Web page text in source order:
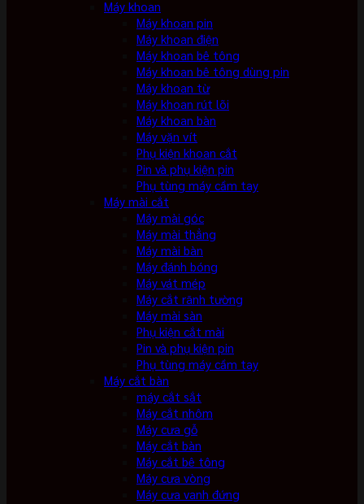
Máy khoan
Máy khoan pin
Máy khoan điện
Máy khoan bê tông
Máy khoan bê tông dùng pin
Máy khoan từ
Máy khoan rút lõi
Máy khoan bàn
Máy vặn vít
Phụ kiện khoan cắt
Pin và phụ kiện pin
Phụ tùng máy cầm tay
Máy mài cắt
Máy mài góc
Máy mài thẳng
Máy mài bàn
Máy đánh bóng
Máy vát mép
Máy cắt rãnh tường
Máy mài sàn
Phụ kiện cắt mài
Pin và phụ kiện pin
Phụ tùng máy cầm tay
Máy cắt bàn
máy cắt sắt
Máy cắt nhôm
Máy cưa gỗ
Máy cắt bàn
Máy cắt bê tông
Máy cưa vòng
Máy cưa vanh đứng